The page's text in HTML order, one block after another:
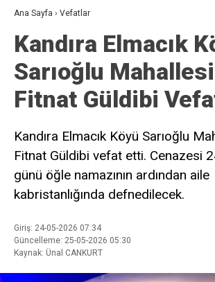
Ana Sayfa › Vefatlar
Kandıra Elmacık
Sarıoğlu
Fitnat Güldibi
Kandıra Elmacık Köyü Sarıoğlu
Fitnat Güldibi vefat etti. Cenazesi
günü öğle namazının ardından aile
kabristanlığında defnedilecek.
Giriş: 24-05-2026 07:34
Güncelleme: 25-05-2026 05:30
Kaynak: Ünal CANKURT